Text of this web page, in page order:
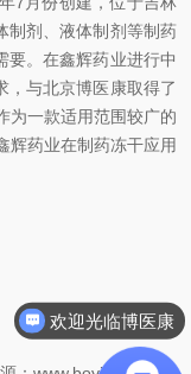
制剂、液体制剂等制药
要。在鑫辉药业进行中
，与北京博医康取得了
为一款适用范围较广的
辉药业在制药冻干应用
欢迎光临博医康